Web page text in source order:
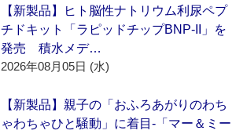
【新製品】ヒト脳性ナトリウム利尿ペプ
チドキット「ラピッドチップBNP-II」を
発売 積水メデ…
2026年08月05日 (水)
【新製品】親子の「おふろあがりのわち
ゃわちゃひと騒動」に着目‐「マー＆ミー